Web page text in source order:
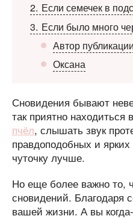
2 Если семечек в
3 Если было много
Автор публикации
Оксана
Сновидения бывают
так приятно
пчёл, слышать звук
правдоподобных и
чуточку лучше.
Но еще более важно то,
сновидений. Благодаря
вашей жизни. А вы